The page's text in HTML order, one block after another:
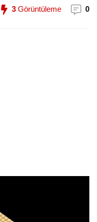
3 Görüntüleme 0